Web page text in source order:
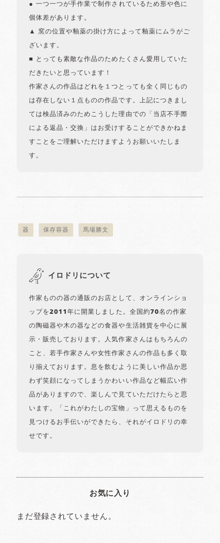
● 一つ一つが手作業で制作されているため形や色に
個体差があります。
▲ 窯の位置や釉薬の掛け方によって釉薬にムラがご
ざいます。
■ とっても素敵な作品のためたくさん愛用していた
だきたいと思っています！
作家さんの作品はどれを１つとっても全く同じもの
は存在しない１点ものの作品です。上記につきまし
ては検品済みのためこうした理由での「当店不手際
による返品・交換」はお受けすることができかねま
すことをご理解いただけますようお願いいたしま
す。
器 保存容器 馬場勝文
イロドリについて
作家ものの器の通販のお店として、オンラインショ
ップを2011年に開業しました。全国約70名の作家
の陶磁器や木の器などの食器や生活雑貨を中心に展
示・販売しております。人気作家さんはもちろんの
こと、若手作家さんや女性作家さんの作品も多く取
り揃えております。息を飲むように美しい作品か思
わず笑顔になってしまうかわいい作品など幅広い作
品がありますので、楽しんで見ていただけたらと思
います。「これがわたしの宝物」って思えるものを
見つけるお手伝いができたら、それがイロドリの幸
せです。
お気に入り
まだ登録されていません。